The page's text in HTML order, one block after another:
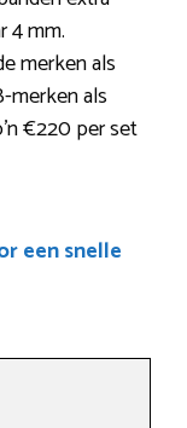
4 mm.
merken als
merken als
€220 per set
een snelle